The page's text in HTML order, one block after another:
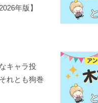
年版】
キャラ投
れとも狗巻